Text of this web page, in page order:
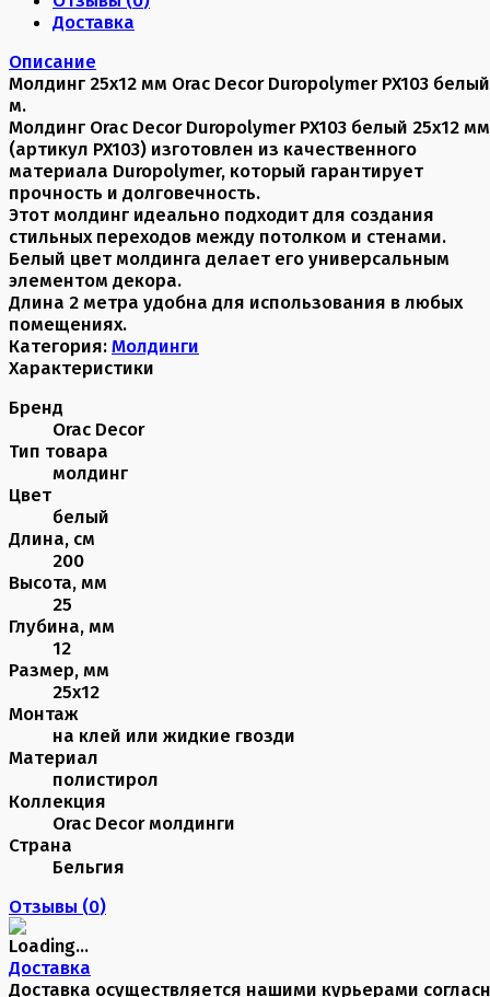
Доставка
Описание
Молдинг 25х12 мм Orac Decor Duropolymer PX103
м.
Молдинг Orac Decor Duropolymer PX103 белый 25x12 мм
(артикул PX103) изготовлен из качественного
материала Duropolymer, который гарантирует
прочность и долговечность.
Этот молдинг идеально подходит для создания
стильных переходов между потолком и стенами.
Белый цвет молдинга делает его универсальным
элементом декора.
Длина 2 метра удобна для использования в любых
помещениях.
Категория: Молдинги
Характеристики
Бренд
Orac Decor
Тип товара
молдинг
Цвет
белый
Длина, см
200
Высота, мм
25
Глубина, мм
12
Размер, мм
25х12
Монтаж
на клей или жидкие гвозди
Материал
полистирол
Коллекция
Orac Decor молдинги
Страна
Бельгия
Отзывы (0)
Доставка
Доставка осуществляется нашими курьерами